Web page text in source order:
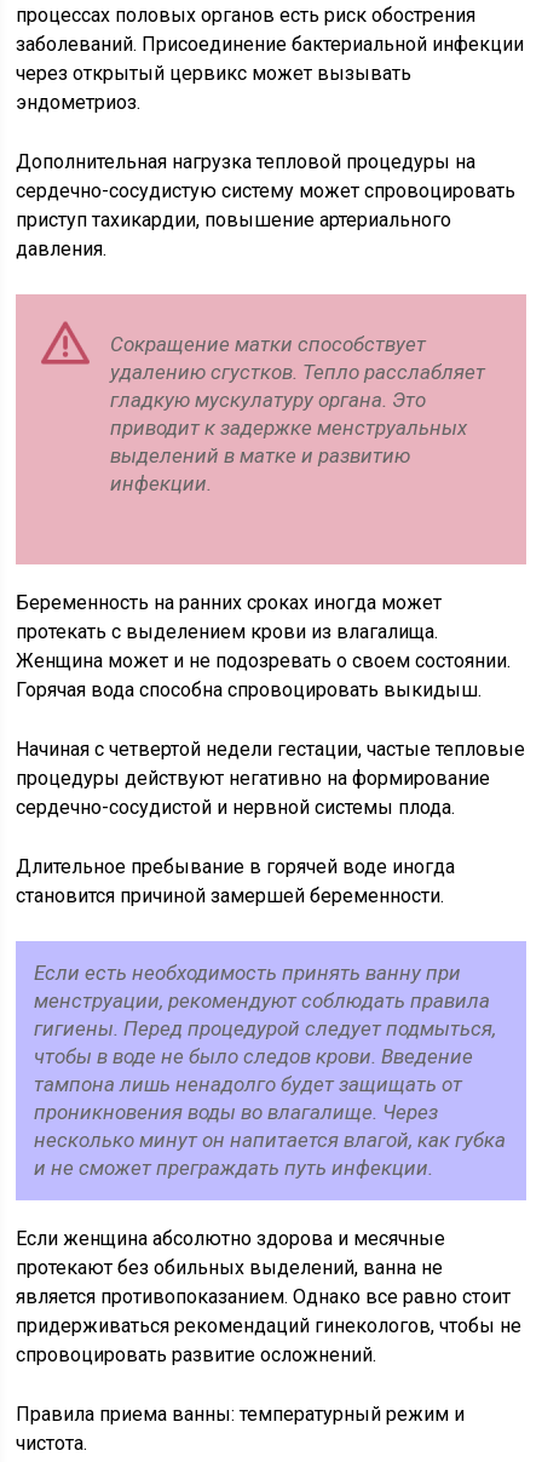
процессах половых органов есть риск обострения
заболеваний. Присоединение бактериальной инфекции
через открытый цервикс может вызывать
эндометриоз.
Дополнительная нагрузка тепловой процедуры на
сердечно-сосудистую систему может спровоцировать
приступ тахикардии, повышение артериального
давления.
Сокращение матки способствует
удалению сгустков. Тепло расслабляет
гладкую мускулатуру органа. Это
приводит к задержке менструальных
выделений в матке и развитию
инфекции.
Беременность на ранних сроках иногда может
протекать с выделением крови из влагалища.
Женщина может и не подозревать о своем состоянии.
Горячая вода способна спровоцировать выкидыш.
Начиная с четвертой недели гестации, частые тепловые
процедуры действуют негативно на формирование
сердечно-сосудистой и нервной системы плода.
Длительное пребывание в горячей воде иногда
становится причиной замершей беременности.
Если есть необходимость принять ванну при
менструации, рекомендуют соблюдать правила
гигиены. Перед процедурой следует подмыться,
чтобы в воде не было следов крови. Введение
тампона лишь ненадолго будет защищать от
проникновения воды во влагалище. Через
несколько минут он напитается влагой, как губка
и не сможет преграждать путь инфекции.
Если женщина абсолютно здорова и месячные
протекают без обильных выделений, ванна не
является противопоказанием. Однако все равно стоит
придерживаться рекомендаций гинекологов, чтобы не
спровоцировать развитие осложнений.
Правила приема ванны: температурный режим и
чистота.